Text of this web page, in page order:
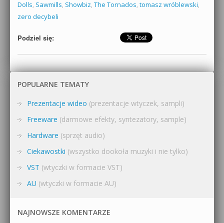
Dolls, Sawmills, Showbiz, The Tornados, tomasz wróblewski,
zero decybeli
Podziel się:
POPULARNE TEMATY
Prezentacje wideo (prezentacje wtyczek, sampli)
Freeware (darmowe efekty, syntezatory, sample)
Hardware (sprzęt audio)
Ciekawostki (wszystko dookoła muzyki i nie tylko)
VST (wtyczki w formacie VST)
AU (wtyczki w formacie AU)
NAJNOWSZE KOMENTARZE